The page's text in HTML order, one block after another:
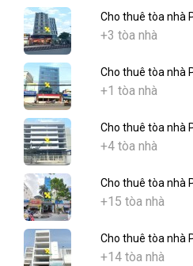
Cho thuê tòa nhà
+3 tòa nhà
Cho thuê tòa nhà
+1 tòa nhà
Cho thuê tòa nhà
+4 tòa nhà
Cho thuê tòa nhà
+15 tòa nhà
Cho thuê tòa nhà
+14 tòa nhà